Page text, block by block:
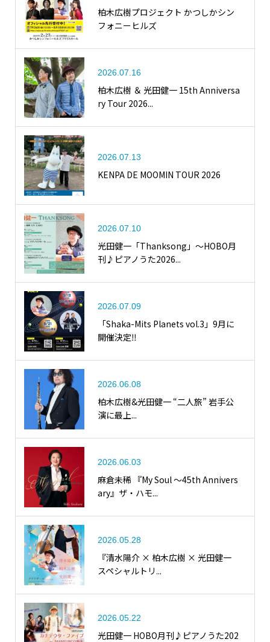
柏木広樹プロジェクト かつしかシン
フォニーヒルズ
2026.07.16
柏木広樹 ＆ 光田健一 15th Anniversa
ry Tour 2026...
2026.07.13
KENPA DE MOOMIN TOUR 2026
2026.07.10
光田健一「Thanksong」〜HOBO月
刊♪ピアノうた2026...
2026.07.09
「Shaka-Mits Planets vol.3」9月に
開催決定‼
2026.06.08
柏木広樹&光田健一 “二人旅” 岩手公
演に最上...
2026.06.03
麻倉未稀 『My Soul ～45th Annivers
ary』ザ・ハモ...
2026.05.28
『清水陽介 × 柏木広樹 × 光田健一
スペシャルトリ...
2026.05.22
光田健一 HOBO月刊♪ピアノうた202